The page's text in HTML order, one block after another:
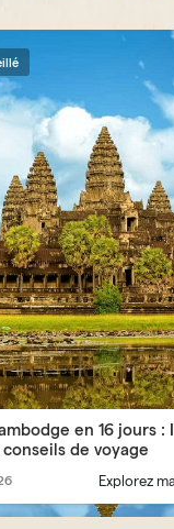
en 16 jours :
de voyage
Explorez